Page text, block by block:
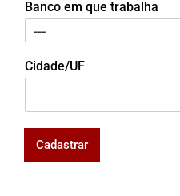
Banco em que trabalha
Cidade/UF
Cadastrar